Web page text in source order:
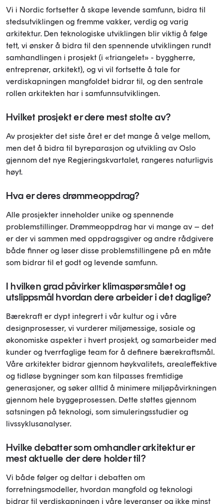
Vi i Nordic fortsetter å skape levende samfunn, bidra til
stedsutviklingen og fremme vakker, verdig og varig
arkitektur. Den teknologiske utviklingen blir viktig å følge
tett, vi ønsker å bidra til den spennende utviklingen rundt
samhandlingen i prosjekt (i «triangelet» - byggherre,
entreprenør, arkitekt), og vi vil fortsette å tale for
verdiskapningen mangfoldet bidrar til, og den sentrale
rollen arkitekten har i samfunnsutviklingen.
Hvilket prosjekt er dere mest stolte av?
Av prosjekter det siste året er det mange å velge mellom,
men det å bidra til byreparasjon og utvikling av Oslo
gjennom det nye Regjeringskvartalet, rangeres naturligvis
høyt.
Hva er deres drømmeoppdrag?
Alle prosjekter inneholder unike og spennende
problemstillinger. Drømmeoppdrag har vi mange av – det
er der vi sammen med oppdragsgiver og andre rådgivere
både finner og løser disse problemstillingene på en måte
som bidrar til et godt og levende samfunn.
I hvilken grad påvirker klimaspørsmålet og
utslippsmål hvordan dere arbeider i det daglige?
Bærekraft er dypt integrert i vår kultur og i våre
designprosesser, vi vurderer miljømessige, sosiale og
økonomiske aspekter i hvert prosjekt, og samarbeider med
kunder og tverrfaglige team for å definere bærekraftsmål.
Våre arkitekter bidrar gjennom høykvalitets, arealeffektive
og tidløse bygninger som kan tilpasses fremtidige
generasjoner, og søker alltid å minimere miljøpåvirkningen
gjennom hele byggeprosessen. Dette støttes gjennom
satsningen på teknologi, som simuleringsstudier og
livssyklusanalyser.
Hvilke debatter som omhandler arkitektur er
mest aktuelle der dere holder til?
Vi både følger og deltar i debatten om
forretningsmodeller, hvordan mangfold og teknologi
bidrar til verdiskapningen i våre leveranser og ikke minst